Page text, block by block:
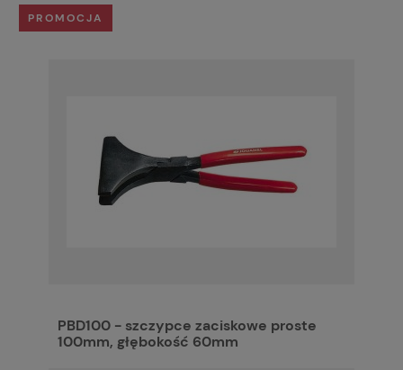
PBD100 - szczypce zaciskowe proste
100mm, głębokość 60mm
PROMOCJA